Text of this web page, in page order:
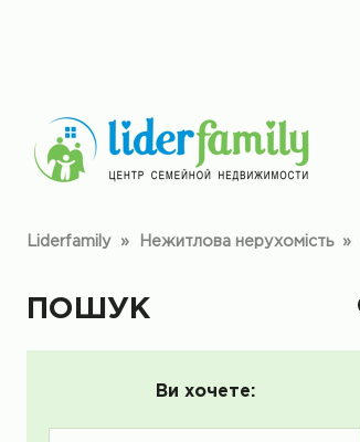
Liderfamily » Нежитлова нерухомість »
ПОШУК
Ви хочете: